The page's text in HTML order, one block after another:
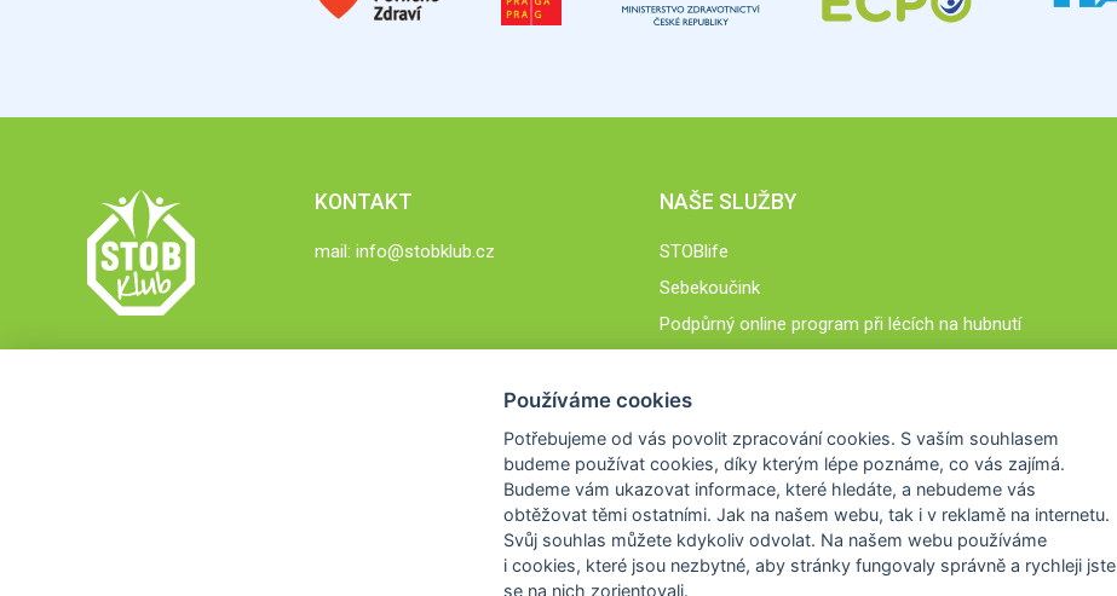
KONTAKT
mail: info@stobklub.cz
NAŠE SLUŽBY
STOBlife
Sebekoučink
Podpůrný online program při lécích na hubnutí
Používáme cookies
Potřebujeme od vás povolit zpracování cookies. S vaším souhlasem
budeme používat cookies, díky kterým lépe poznáme, co vás zajímá.
Budeme vám ukazovat informace, které hledáte, a nebudeme vás
obtěžovat těmi ostatními. Jak na našem webu, tak i v reklamě na internetu.
Svůj souhlas můžete kdykoliv odvolat. Na našem webu používáme
i cookies, které jsou nezbytné, aby stránky fungovaly správně a rychleji jste
se na nich zorientovali.